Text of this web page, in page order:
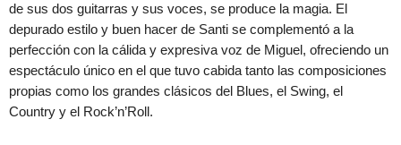
de sus dos guitarras y sus voces, se produce la magia. El
depurado estilo y buen hacer de Santi se complementó a la
perfección con la cálida y expresiva voz de Miguel, ofreciendo un
espectáculo único en el que tuvo cabida tanto las composiciones
propias como los grandes clásicos del Blues, el Swing, el
Country y el Rock’n’Roll.